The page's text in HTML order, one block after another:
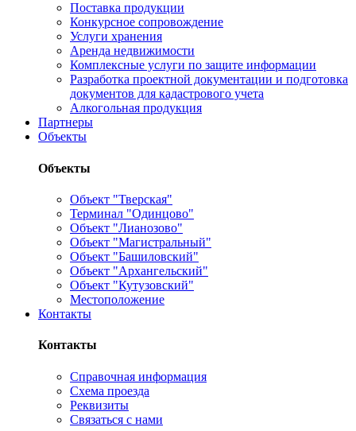
Поставка продукции
Конкурсное сопровождение
Услуги хранения
Аренда недвижимости
Комплексные услуги по защите информации
Разработка проектной документации и подготовка
документов для кадастрового учета
Алкогольная продукция
Партнеры
Объекты
Объекты
Объект "Тверская"
Терминал "Одинцово"
Объект "Лианозово"
Объект "Магистральный"
Объект "Башиловский"
Объект "Архангельский"
Объект "Кутузовский"
Местоположение
Контакты
Контакты
Справочная информация
Схема проезда
Реквизиты
Связаться с нами